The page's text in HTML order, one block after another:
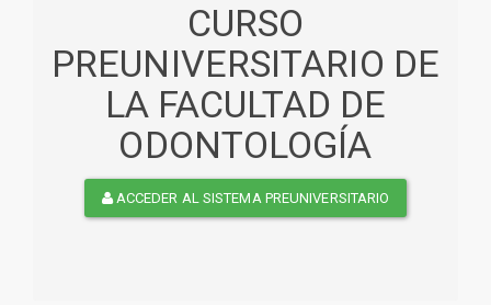
CURSO
PREUNIVERSITARIO DE
LA FACULTAD DE
ODONTOLOGÍA
ACCEDER AL SISTEMA PREUNIVERSITARIO